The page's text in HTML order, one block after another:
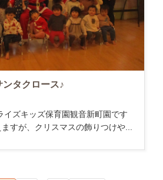
タクロース♪
イズキッズ保育園観音新町園です
すが、クリスマスの飾りつけや...